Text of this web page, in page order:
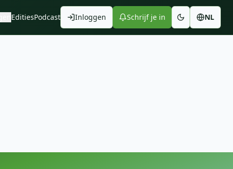
EditiesPodcast Inloggen Schrijf je in NL